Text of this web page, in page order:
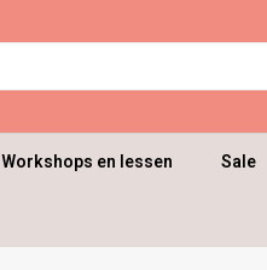
Workshops en lessen Sale